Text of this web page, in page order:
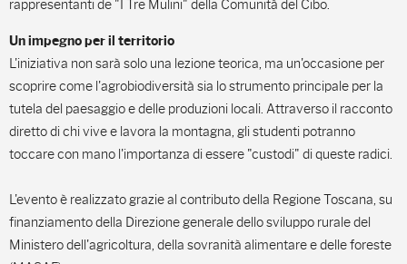
rappresentanti de "I Tre Mulini" della Comunità del Cibo.
Un impegno per il territorio
L'iniziativa non sarà solo una lezione teorica, ma un'occasione per
scoprire come l'agrobiodiversità sia lo strumento principale per la
tutela del paesaggio e delle produzioni locali. Attraverso il racconto
diretto di chi vive e lavora la montagna, gli studenti potranno
toccare con mano l'importanza di essere "custodi" di queste radici.
L'evento è realizzato grazie al contributo della Regione Toscana, su
finanziamento della Direzione generale dello sviluppo rurale del
Ministero dell'agricoltura, della sovranità alimentare e delle foreste